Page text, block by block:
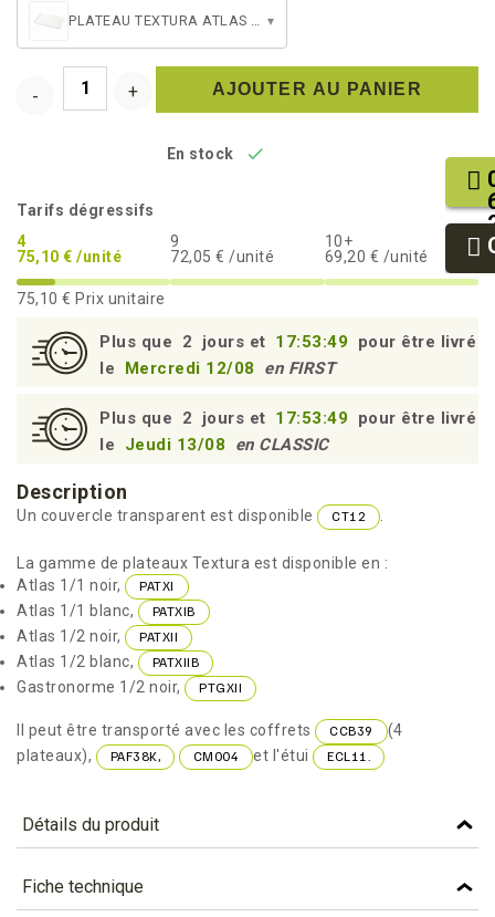
▾
AJOUTER AU PANIER
En stock 
Tarifs dégressifs
4
75,10 € /unité
9
72,05 € /unité
10+
69,20 € /unité
75,10 € Prix unitaire
Plus que 2 jours et 17:53:48 pour être livré
le
Mercredi 12/08 en FIRST
Plus que 2 jours et 17:53:48 pour être livré
le
Jeudi 13/08 en CLASSIC
Description
Un couvercle transparent est disponible CT12
La gamme de plateaux Textura est disponible en :
Atlas 1/1 noir,
PATXI
Atlas 1/1 blanc, PATXIB
Atlas 1/2 noir, PATXII
Atlas 1/2 blanc, PATXIIB
Gastronorme 1/2 noir, PTGXII
Il peut être transporté avec les coffrets CCB39
(4
plateaux),
PAF38K, CM004 et l'étui ECL11.
Détails du produit
Référence PATXIIB
Fiche technique